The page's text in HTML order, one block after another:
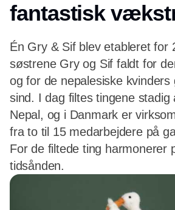
fantastisk
Én Gry & Sif blev etableret for
søstrene Gry og Sif faldt for
og for de nepalesiske kvinders
sind. I dag filtes tingene stadig
Nepal, og i Danmark er
fra to til 15 medarbejdere på
For de filtede ting harmonerer
tidsånden.